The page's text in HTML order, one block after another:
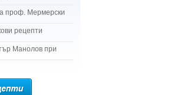
проф. Мермерски
рецепти
Манолов при